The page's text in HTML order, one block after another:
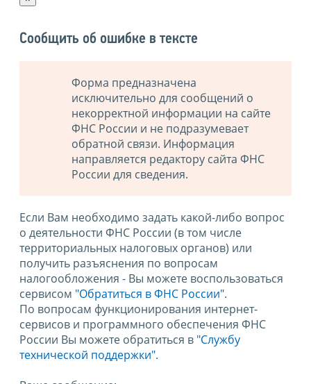
Сообщить об ошибке в тексте
Форма предназначена
исключительно для сообщений о
некорректной информации на сайте
ФНС России и не подразумевает
обратной связи. Информация
направляется редактору сайта ФНС
России для сведения.
Если Вам необходимо задать какой-либо вопрос
о деятельности ФНС России (в том числе
территориальных налоговых органов) или
получить разъяснения по вопросам
налогообложения - Вы можете воспользоваться
сервисом "Обратиться в ФНС России".
По вопросам функционирования интернет-
сервисов и программного обеспечения ФНС
России Вы можете обратиться в "Службу
технической поддержки".